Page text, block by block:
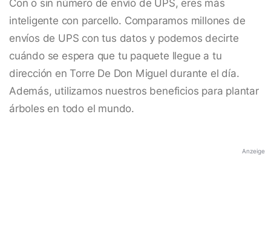
Con o sin número de envío de UPS, eres más
inteligente con parcello. Comparamos millones de
envíos de UPS con tus datos y podemos decirte
cuándo se espera que tu paquete llegue a tu
dirección en Torre De Don Miguel durante el día.
Además, utilizamos nuestros beneficios para plantar
árboles en todo el mundo.
Anzeige